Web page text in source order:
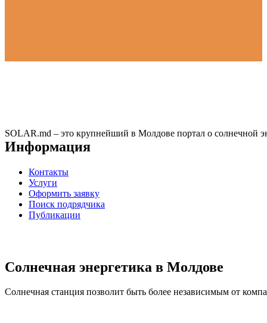
SOLAR.md – это крупнейший в Молдове портал о солнечной
Информация
Контакты
Услуги
Оформить заявку
Поиск подрядчика
Публикации
Солнечная энергетика в Молдове
Солнечная станция позволит быть более независимым от